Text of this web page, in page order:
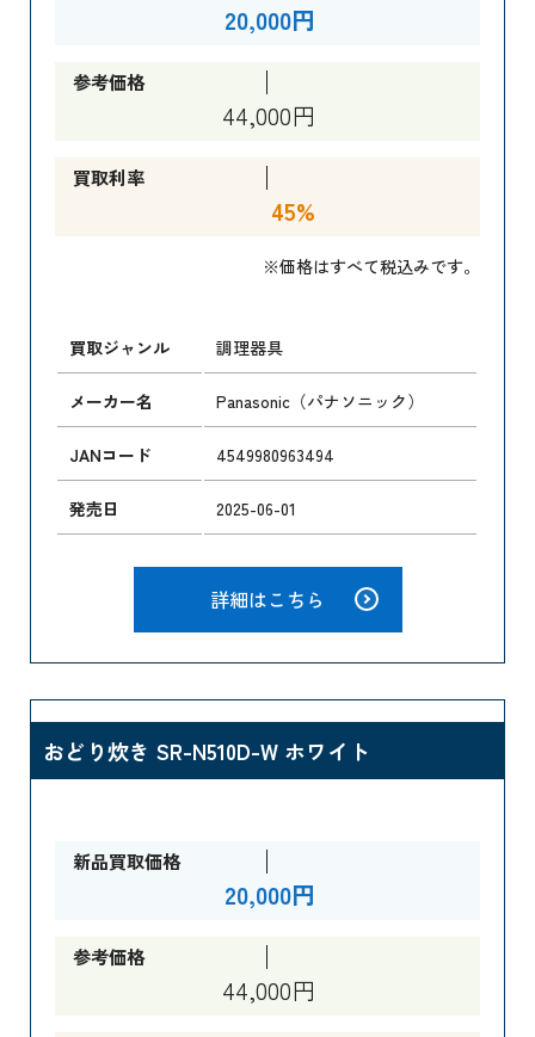
20,000円
参考価格
44,000円
買取利率
45%
※価格はすべて税込みです。
買取ジャンル 調理器具
メーカー名 Panasonic（パナソニック）
JANコード 4549980963494
発売日 2025-06-01
詳細はこちら
おどり炊き SR-N510D-W ホワイト
新品買取価格
20,000円
参考価格
44,000円